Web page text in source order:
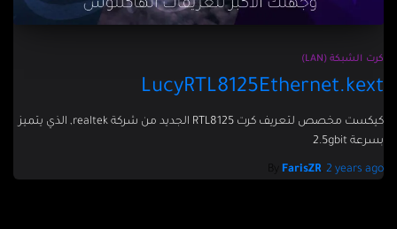
كرت الشبكة (LAN)
LucyRTL8125Ethernet.kext
كيكست مخصص لتعريف كرت RTL8125 الجديد من شركة realtek, الذي يتميز
بسرعة 2.5gbit
FarisZR, 2 years ago